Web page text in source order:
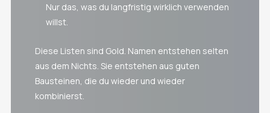
Nur das, was du langfristig wirklich verwenden
willst.
Diese Listen sind Gold. Namen entstehen selten
aus dem Nichts. Sie entstehen aus guten
Bausteinen, die du wieder und wieder
kombinierst.